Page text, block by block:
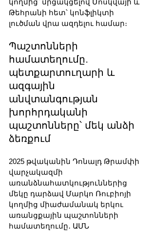
կողմից՝ մրցակցելով Մոսկվայի և
Թեհրանի հետ՝ կոնֆլիկտի
լուծման վրա ազդելու համար։
Պաշտոնների
համատեղումը.
պետքարտուղարի և
ազգային
անվտանգության
խորհրդականի
պաշտոնները՝ մեկ անձի
ձեռքում
2025 թվականին Դոնալդ Թրամփի
վարչակազմի
առանձնահատկություններից
մեկը դարձավ Մարկո Ռուբիոյի
կողմից միաժամանակ երկու
առանցքային պաշտոնների
համատեղումը․ ԱՄՆ